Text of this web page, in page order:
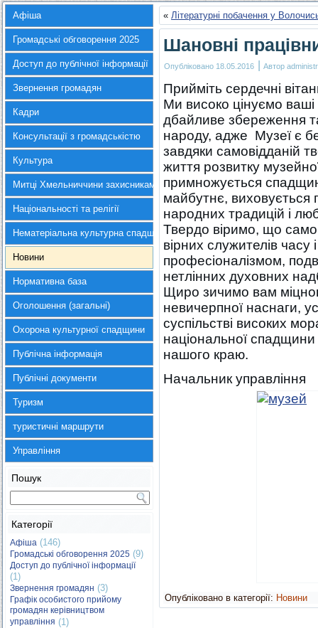
Афіша
Громадські обговорення 2025
Доступ до публічної інформації
Звернення громадян
Кадри
Консультації з громадськістю
Культура
Митці Хмельниччини захисникам України
Національності та релігії
Нематеріальна культурна спадщина
Новини
Нормативна база
Оголошення (загальні)
Охорона культурної спадщини
Публічна інформація
Публічні документи
Туризм
туристичні маршрути
Управління
Пошук
Категорії
Афіша (146)
Громадські обговорення 2025 (9)
Доступ до публічної інформації
(1)
Звернення громадян (3)
Графік особистого прийому
громадян керівництвом
управління (1)
« Літературні побачення у
Шановні
Опубліковано 18.05.2016 | Автор
Прийміть сердечні
Ми високо цінуємо
дбайливе збереження
народу, адже Музеї є
завдяки самовідданій
життя розвитку
примножується
майбутнє, виховується
народних традицій і
Твердо віримо, що
вірних служителів часу
професіоналізмом,
нетлінних духовних
Щиро зичимо вам
невичерпної наснаги,
суспільстві високих
національної спадщини
нашого краю.
Начальник
Опубліковано в категорії: Новини